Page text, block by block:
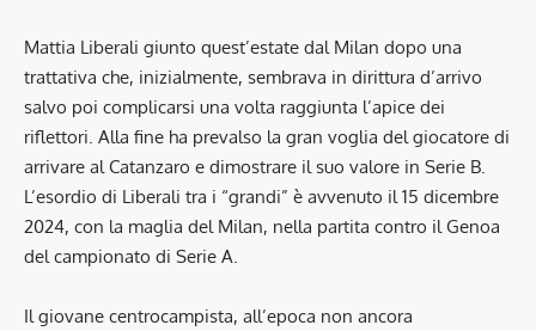
Mattia Liberali giunto quest’estate dal Milan dopo una
trattativa che, inizialmente, sembrava in dirittura d’arrivo
salvo poi complicarsi una volta raggiunta l’apice dei
riflettori. Alla fine ha prevalso la gran voglia del giocatore di
arrivare al Catanzaro e dimostrare il suo valore in Serie B.
L’esordio di Liberali tra i “grandi” è avvenuto il 15 dicembre
2024, con la maglia del Milan, nella partita contro il Genoa
del campionato di Serie A.
Il giovane centrocampista, all’epoca non ancora